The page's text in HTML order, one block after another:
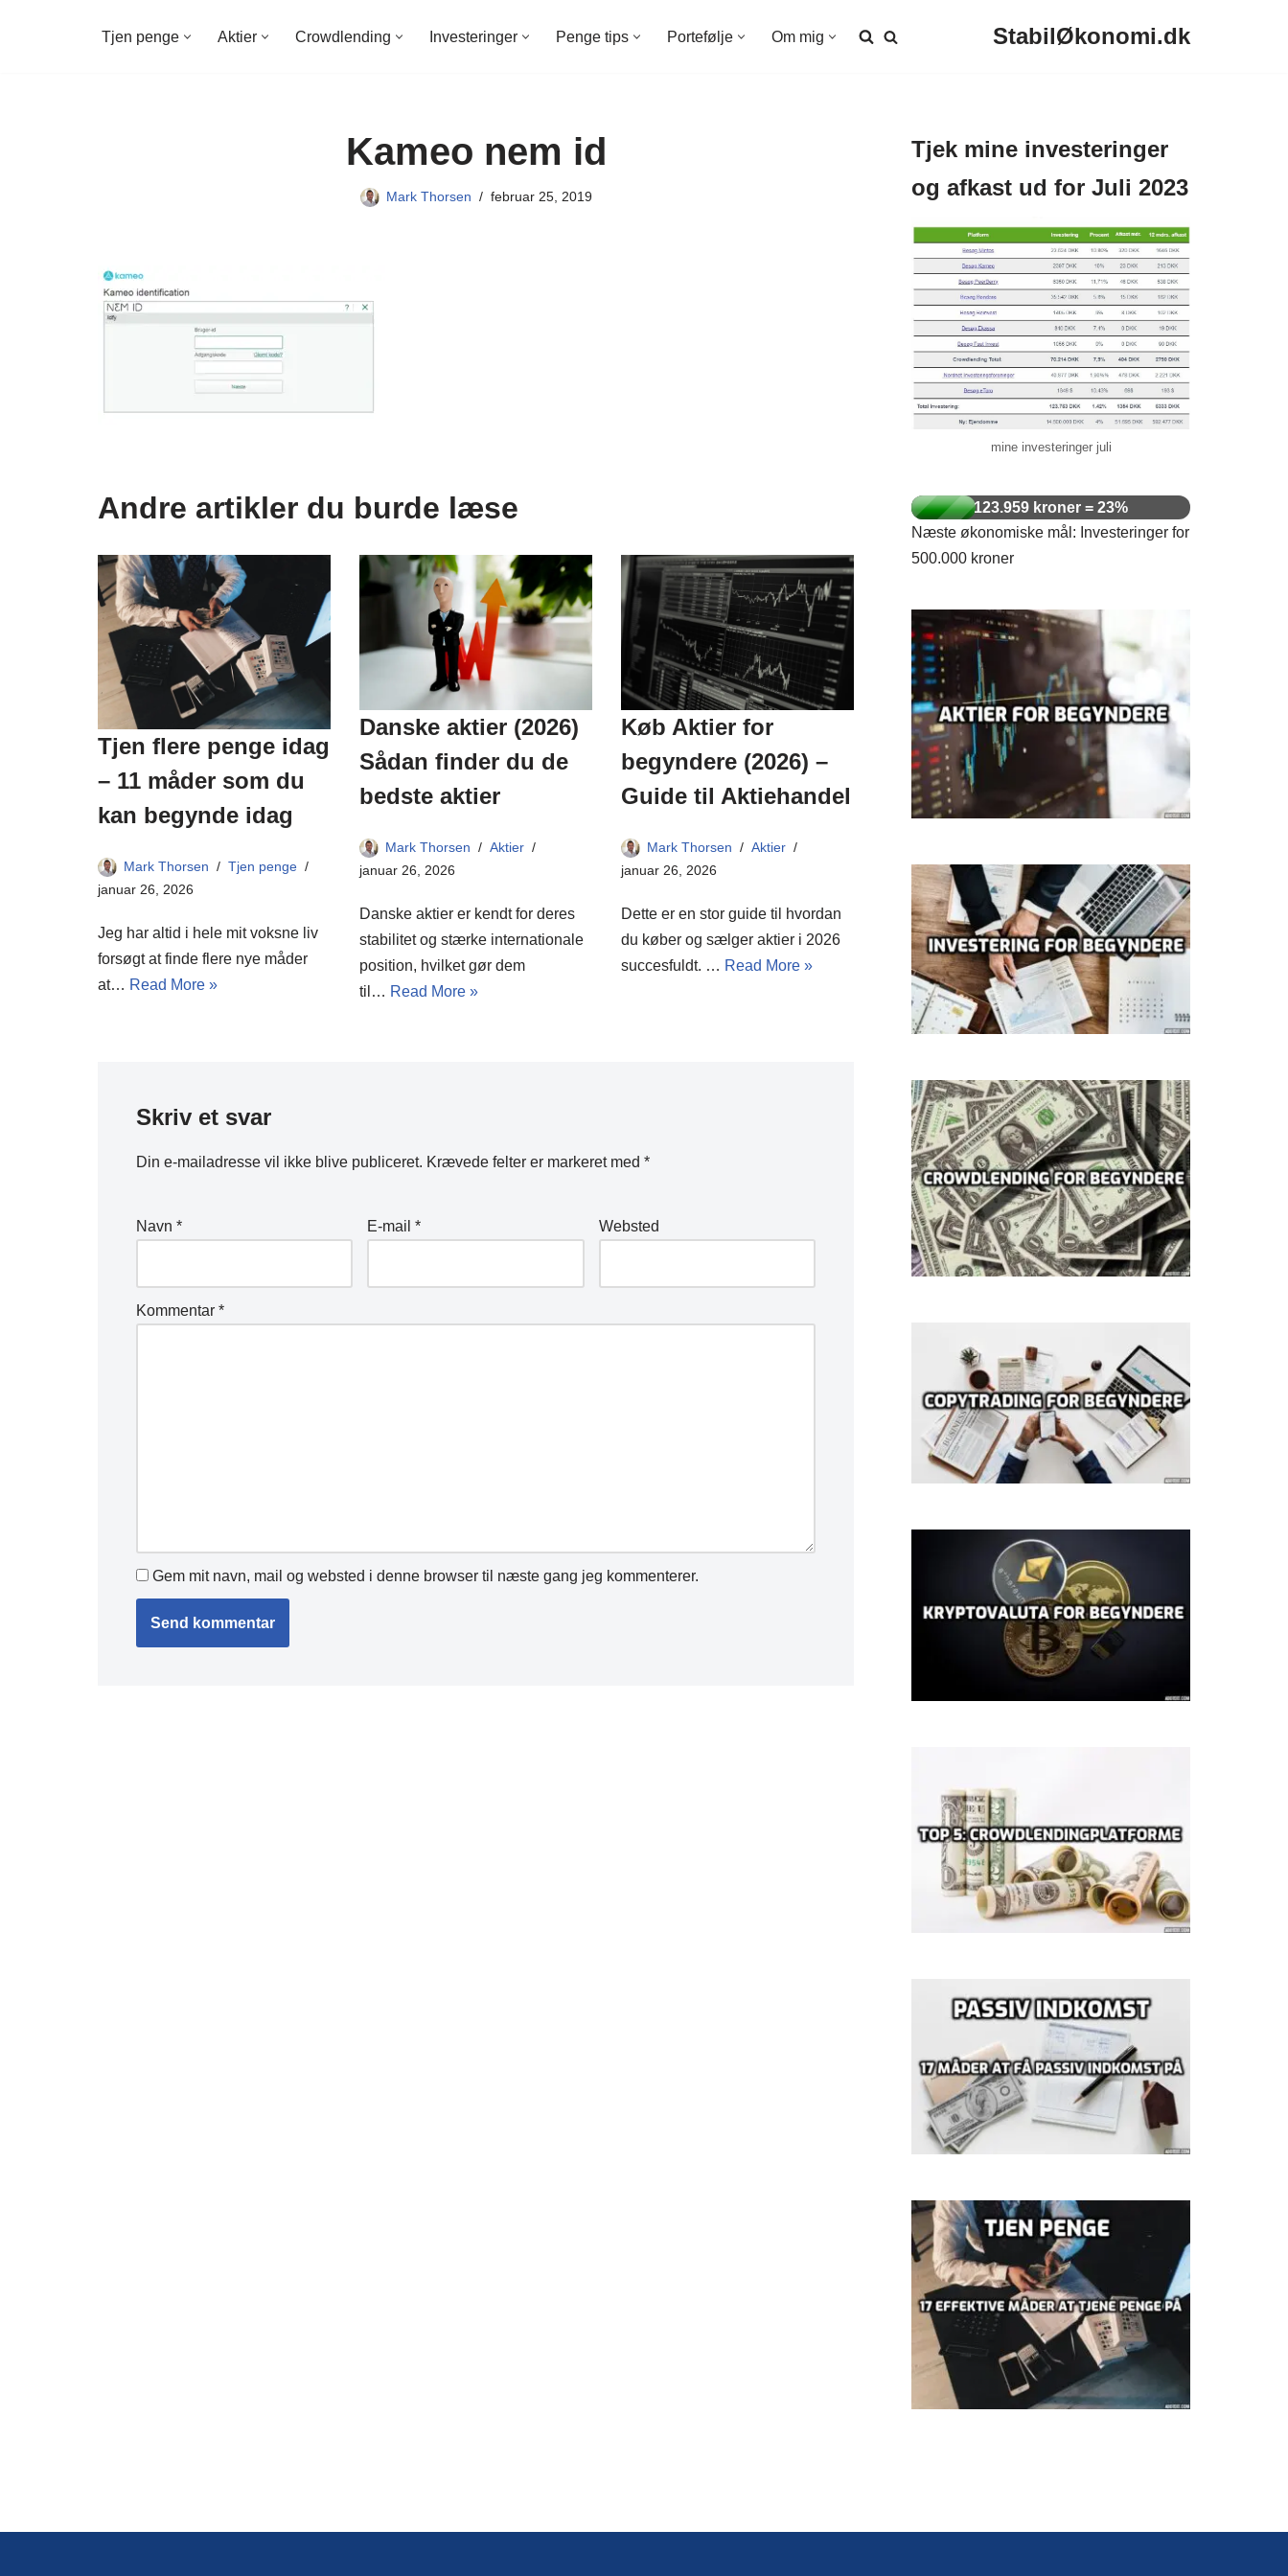
Tjen penge Aktier Crowdlending Investeringer Penge tips Portefølje Om mig StabilØkonomi.dk
Kameo nem id
Mark Thorsen februar 25, 2019
Andre artikler du burde læse
Tjen flere penge idag
– 11 måder som du
kan begynde idag
Mark Thorsen
Tjen penge
januar 26, 2026
Jeg har altid i hele mit voksne liv
forsøgt at finde flere nye måder
at… Read More »
Danske aktier (2026)
Sådan finder du de
bedste aktier
Mark Thorsen
Aktier
januar 26, 2026
Danske aktier er kendt for deres
stabilitet og stærke internationale
position, hvilket gør dem
til… Read More »
Køb Aktier for
begyndere (2026) –
Guide til Aktiehandel
Mark Thorsen
Aktier
januar 26, 2026
Dette er en stor guide til hvordan
du køber og sælger aktier i 2026
succesfuldt. … Read More »
Skriv et svar
Din e-mailadresse vil ikke blive publiceret. Krævede felter er markeret med *
Navn * E-mail* Websted
Kommentar *
Gem mit navn, mail og websted i denne browser til næste gang jeg kommenterer.
Tjek mine investeringer
og afkast ud for Juli 2023
mine investeringer juli
123.959 kroner = 23%
Næste økonomiske mål: Investeringer for
500.000 kroner